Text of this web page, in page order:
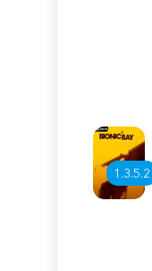
1.3.5.2